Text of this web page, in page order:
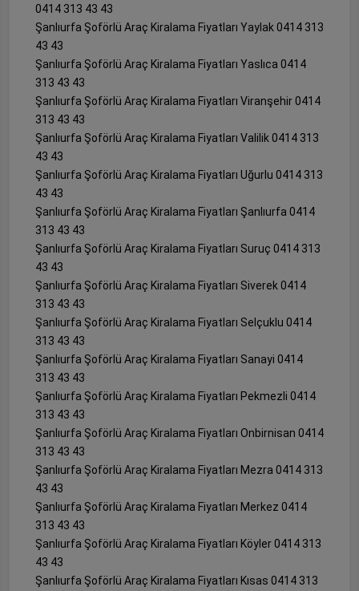
0414 313 43 43
Şanlıurfa Şoförlü Araç Kiralama Fiyatları Yaylak 0414 313
43 43
Şanlıurfa Şoförlü Araç Kiralama Fiyatları Yaslıca 0414
313 43 43
Şanlıurfa Şoförlü Araç Kiralama Fiyatları Viranşehir 0414
313 43 43
Şanlıurfa Şoförlü Araç Kiralama Fiyatları Valilik 0414 313
43 43
Şanlıurfa Şoförlü Araç Kiralama Fiyatları Uğurlu 0414 313
43 43
Şanlıurfa Şoförlü Araç Kiralama Fiyatları Şanlıurfa 0414
313 43 43
Şanlıurfa Şoförlü Araç Kiralama Fiyatları Suruç 0414 313
43 43
Şanlıurfa Şoförlü Araç Kiralama Fiyatları Siverek 0414
313 43 43
Şanlıurfa Şoförlü Araç Kiralama Fiyatları Selçuklu 0414
313 43 43
Şanlıurfa Şoförlü Araç Kiralama Fiyatları Sanayi 0414
313 43 43
Şanlıurfa Şoförlü Araç Kiralama Fiyatları Pekmezli 0414
313 43 43
Şanlıurfa Şoförlü Araç Kiralama Fiyatları Onbirnisan 0414
313 43 43
Şanlıurfa Şoförlü Araç Kiralama Fiyatları Mezra 0414 313
43 43
Şanlıurfa Şoförlü Araç Kiralama Fiyatları Merkez 0414
313 43 43
Şanlıurfa Şoförlü Araç Kiralama Fiyatları Köyler 0414 313
43 43
Şanlıurfa Şoförlü Araç Kiralama Fiyatları Kısas 0414 313